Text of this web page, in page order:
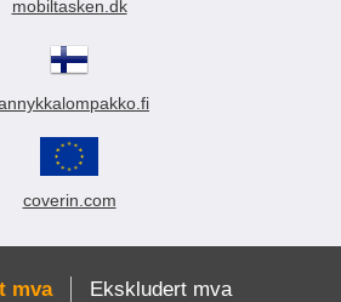
mobiltasken.dk
coverin.com
mva Ekskludert mva